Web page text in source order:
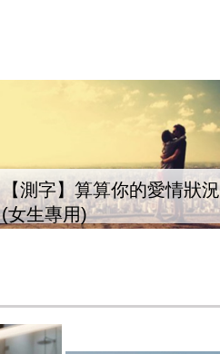
【測字】算算你的愛情狀況
(女生專用)